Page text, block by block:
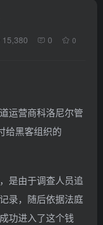
15,380 0 0
运营商科洛尼尔管
给黑客组织的
是由于调查人员追
录，随后依据法庭
功进入了这个钱